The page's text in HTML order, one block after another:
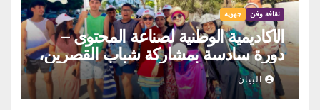
ثقافة وفن جهوية
الأكاديمية الوطنية لصناعة المحتوى –
دورة سادسة بمشاركة شباب القصرين،
المنستير والمهدية
البيان